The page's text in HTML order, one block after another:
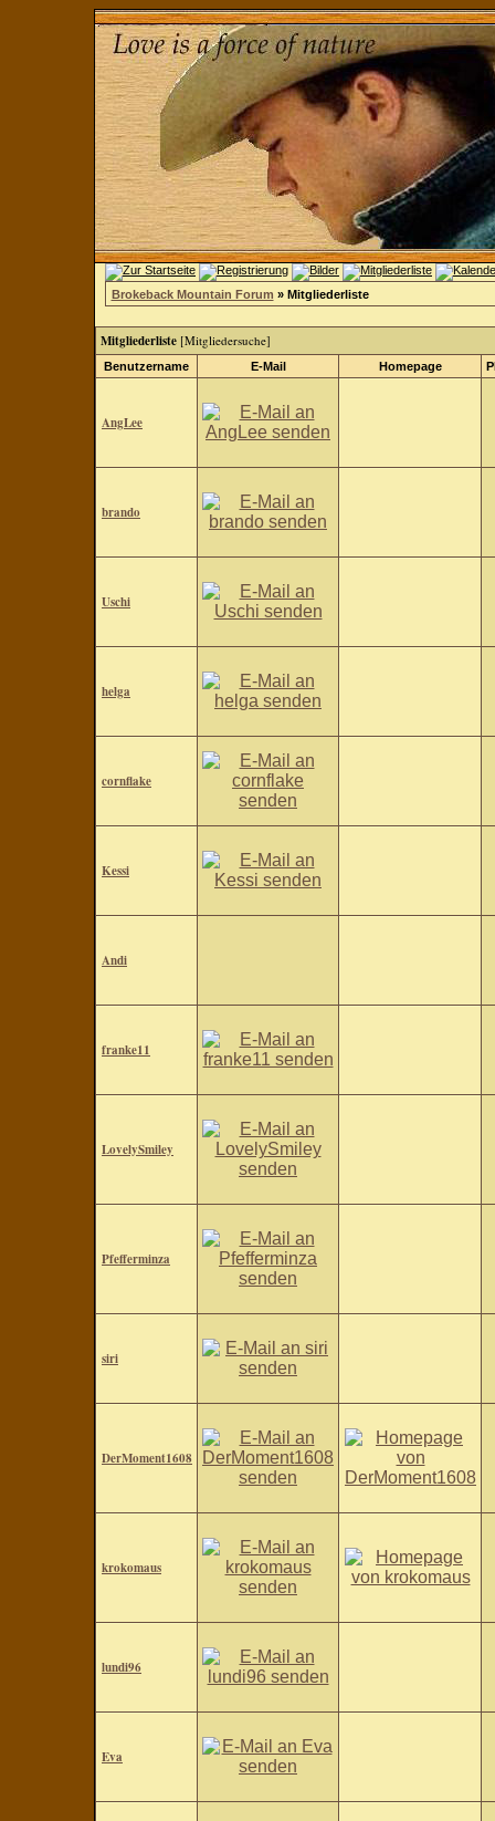
Brokeback Mountain Forum » Mitgliederliste
Mitgliederliste [Mitgliedersuche]
Benutzername E-Mail Homepage
AngLee
brando
Uschi
helga
cornflake
Kessi
Andi
franke11
LovelySmiley
Pfefferminza
siri
DerMoment1608
krokomaus
lundi96
Eva